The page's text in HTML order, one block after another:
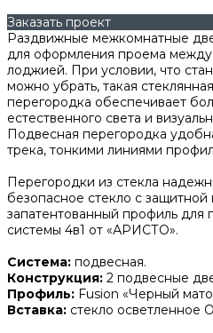
Заказать проект
Раздвижные межкомнатные
для оформления проема
лоджией. При условии, что
можно убрать, такая
перегородка обеспечивает
естественного света и
Подвесная перегородка
трека, тонкими линиями
Перегородки из стекла
безопасное стекло с защитной
запатентованный профиль для
системы 4в1 от «АРИСТО».
Система: подвесная.
Конструкция: 2 подвесные
Профиль: Fusion «Черный
Вставка: стекло осветленное